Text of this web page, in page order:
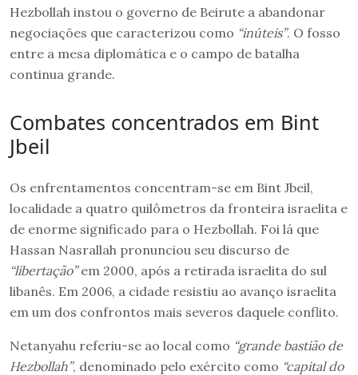
Hezbollah instou o governo de Beirute a abandonar
negociações que caracterizou como “inúteis”. O fosso
entre a mesa diplomática e o campo de batalha
continua grande.
Combates concentrados em Bint
Jbeil
Os enfrentamentos concentram-se em Bint Jbeil,
localidade a quatro quilômetros da fronteira israelita e
de enorme significado para o Hezbollah. Foi lá que
Hassan Nasrallah pronunciou seu discurso de
“libertação”em 2000, após a retirada israelita do sul
libanês. Em 2006, a cidade resistiu ao avanço israelita
em um dos confrontos mais severos daquele conflito.
Netanyahu referiu-se ao local como “grande bastião de
Hezbollah”, denominado pelo exército como “capital do